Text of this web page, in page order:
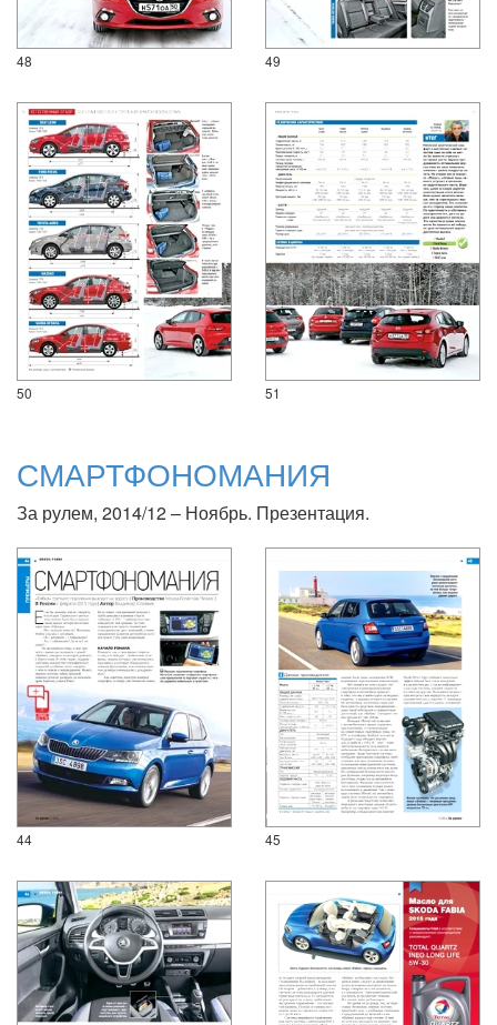
48 49
50 51
СМАРТФОНОМАНИЯ
За рулем, 2014/12 – Ноябрь. Презентация.
44 45